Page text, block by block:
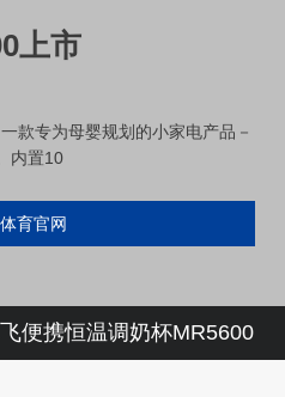
上市
专为母婴规划的小家电产品－
内置10
育官网
便携恒温调奶杯MR5600